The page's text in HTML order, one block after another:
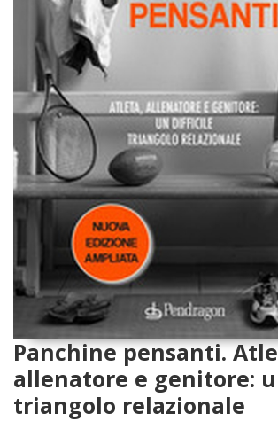
Panchine pensanti.
allenatore e genitore:
triangolo relazionale